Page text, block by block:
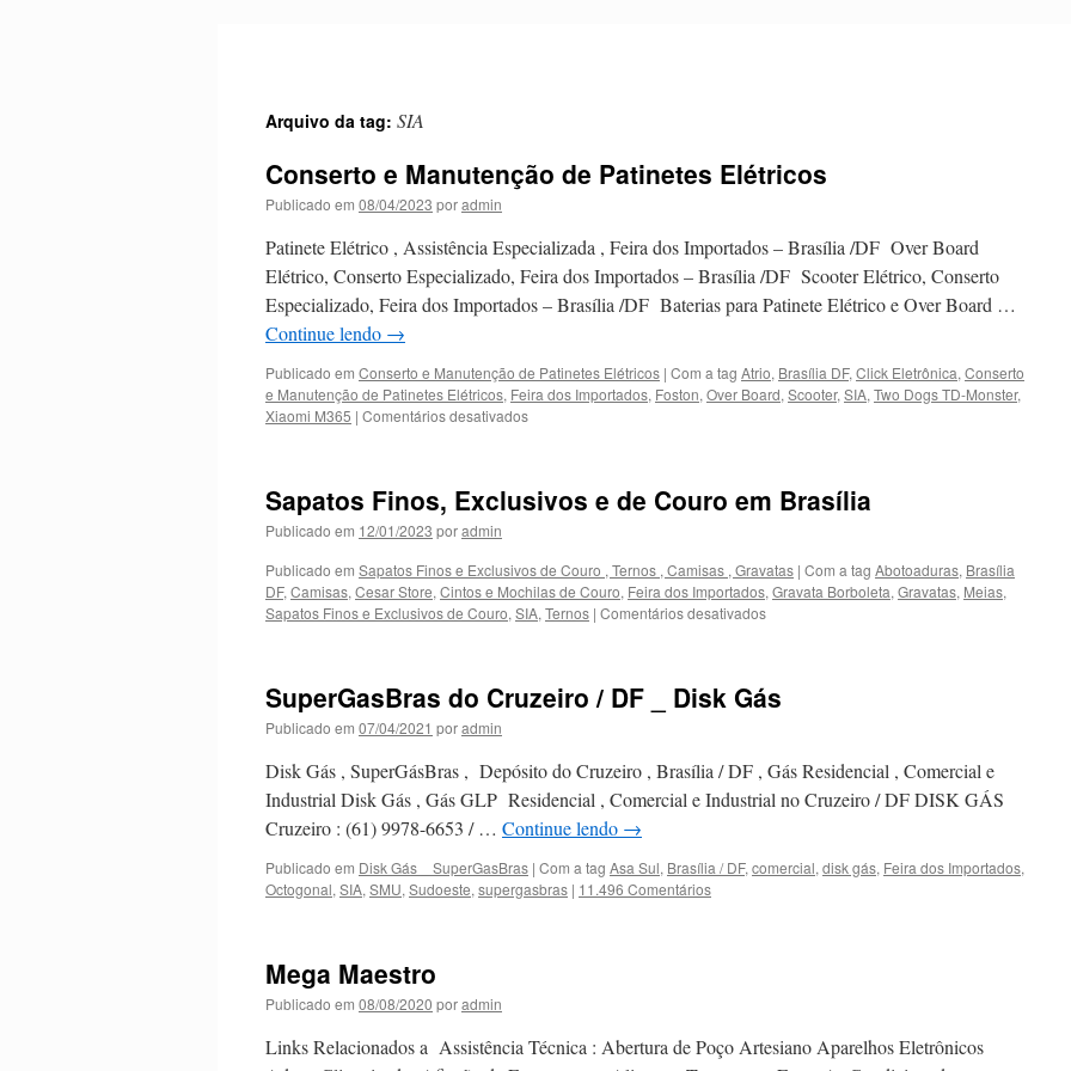
Arquivo da tag: SIA
Conserto e Manutenção de Patinetes Elétricos
Publicado em 08/04/2023 poradmin
Patinete Elétrico , Assistência Especializada , Feira dos Importados – Brasília /DF Over Board
Elétrico, Conserto Especializado, Feira dos Importados – Brasília /DF Scooter Elétrico, Conserto
Especializado, Feira dos Importados – Brasília /DF Baterias para Patinete Elétrico e Over Board …
Continue lendo →
Publicado em Conserto e Manutenção de Patinetes Elétricos | Com a tag Atrio, Brasília DF, Click Eletrônica, Conserto
e Manutenção de Patinetes Elétricos, Feira dos Importados, Foston, Over Board, Scooter, SIA, Two Dogs TD-Monster,
Xiaomi M365 | Comentários desativados
de
Sapatos Finos, Exclusivos e de Couro em Brasília
Publicado em 12/01/2023 poradmin
Publicado em Sapatos Finos e Exclusivos de Couro , Ternos , Camisas , Gravatas | Com a tag Abotoaduras, Brasília
DF, Camisas, Cesar Store, Cintos e Mochilas de Couro, Feira dos Importados, Gravata Borboleta, Gravatas, Meias,
Sapatos Finos e Exclusivos de Couro, SIA, Ternos | Comentários desativados
e
em
Brasília
SuperGasBras do Cruzeiro / DF _ Disk Gás
Publicado em 07/04/2021 poradmin
Disk Gás , SuperGásBras , Depósito do Cruzeiro , Brasília / DF , Gás Residencial , Comercial e
Industrial Disk Gás , Gás GLP Residencial , Comercial e Industrial no Cruzeiro / DF DISK GÁS
Cruzeiro : (61) 9978-6653 / … Continue lendo →
Publicado em Disk Gás _ SuperGasBras | Com a tag Asa Sul, Brasília / DF, comercial, disk gás, Feira dos Importados,
Octogonal, SIA, SMU, Sudoeste, supergasbras | 11.496 Comentários
Mega Maestro
Publicado em 08/08/2020 poradmin
Links Relacionados a Assistência Técnica : Abertura de Poço Artesiano Aparelhos Eletrônicos